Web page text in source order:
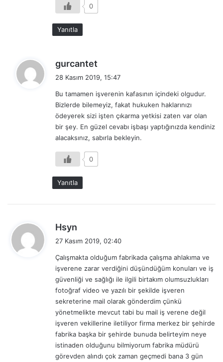
0
Yanıtla
gurcantet
i
k
:
28 Kasım 2019, 15:47
Bu tamamen işverenin kafasının içindeki olgudur.
Bizlerde bilemeyiz, fakat hukuken haklarınızı
ödeyerek sizi işten çıkarma yetkisi zaten var olan
bir şey. En güzel cevabı işbaşı yaptığınızda kendiniz
alacaksınız, sabırla bekleyin.
0
Yanıtla
Hsyn
i
k
i
:
27 Kasım 2019, 02:40
Çalışmakta olduğum fabrikada çalışma ahlakıma ve
işverene zarar verdiğini düşündüğüm konuları ve iş
güvenliği ve sağlığı ile ilgili birtakım olumsuzlukları
fotoğraf video ve yazılı bir şekilde işveren
sekreterine mail olarak gönderdim çünkü
yönetmelikte mevcut tabi bu mail iş verene değil
işveren vekillerine iletiliyor firma merkez bir şehirde
fabrika başka bir şehirde bunuda belirteyim neye
istinaden olduğunu bilmiyorum fabrika müdürü
görevden alındı çok zaman geçmedi bana 3 gün